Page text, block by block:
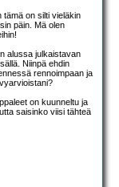
on silti vieläkin
päin. Mä olen
alussa julkaistavan
Niinpä ehdin
rennoimpaan ja
on kuunneltu ja
saisinko viisi tähteä